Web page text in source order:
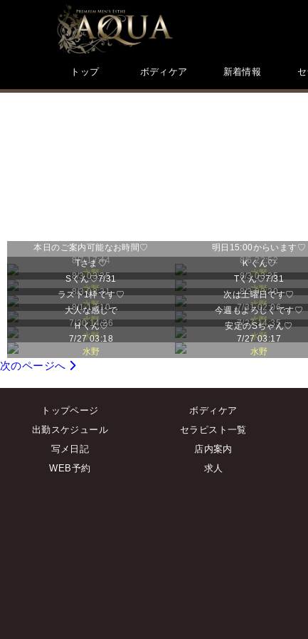
トップ ボディケア 新着情報
本日のご案内可能なお時間♡
8/7 17:44
水野
明日15:00からいます♡
8/6 22:52
水野
Tさま♡
8/3 03:35
水野
Ｋくん♡
8/3 03:35
水野
Sくん♡7/31
8/3 03:31
水野
Tくん♡7/31
8/3 03:30
水野
ラスト1枠です♡
8/1 17:10
水野
次は土曜日です♡
7/31 02:06
水野
大人な感じで
7/30 14:26
水野
今週もよろしくです♡
7/27 14:35
水野
Ｈくん♡
7/27 03:18
水野
安定のSちゃん♡
7/27 03:17
水野
次のページへ
トップページ ボディケア
出勤スケジュール
セラピスト一覧
写メ日記
店内案内
WEB予約
求人